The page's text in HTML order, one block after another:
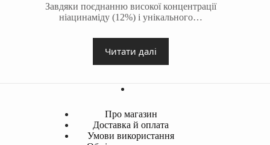
Завдяки поєднанню високої концентрації
ніацинаміду (12%) і унікального…
Читати далі
Про магазин
Доставка й оплата
Умови використання